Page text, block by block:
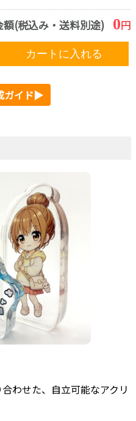
額(税込み・送料別途) 0円
カートに入れる
ガイド▶
わせた、自立可能なアクリ